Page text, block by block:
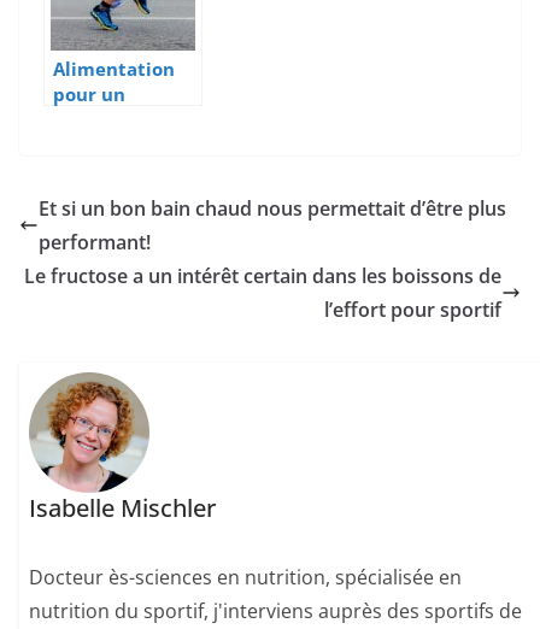
pour le sportif
Alimentation
pour un
Et si un bon bain chaud nous permettait d’être plus
performant!
Le fructose a un intérêt certain dans les boissons de
l’effort pour sportif
Isabelle Mischler
Docteur ès-sciences en nutrition, spécialisée en
nutrition du sportif, j'interviens auprès des sportifs de